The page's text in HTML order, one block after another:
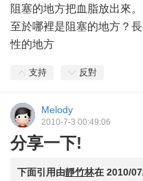
阻塞的地方把血脂放出來。
至於哪裡是阻塞的地方？
性的地方
支持 反對
Melody
2010-7-3 00:49:06
分享一下!
下面引用由靜竹林在 2010/